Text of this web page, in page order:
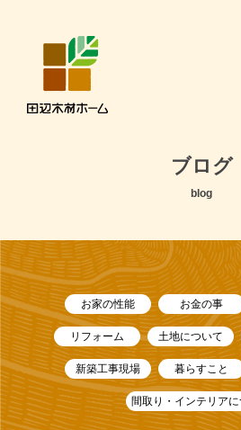
ブログ
blog
お家の性能 お金の事
リフォーム 土地について
新築工事現場 暮らすこと
間取り・インテリアに